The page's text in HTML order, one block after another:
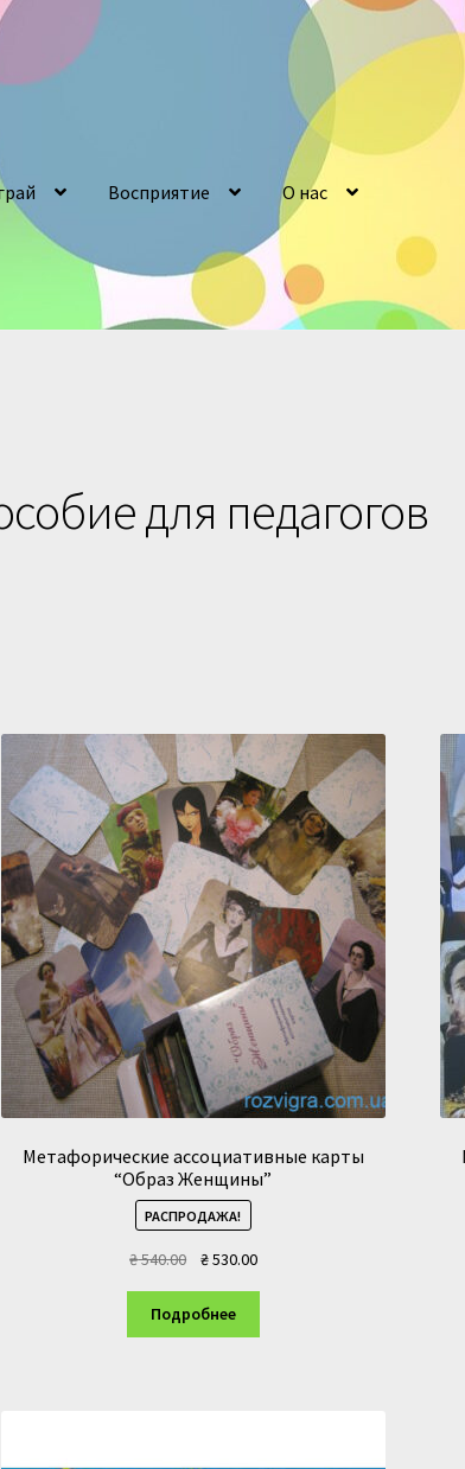
Восприятие О нас
для педагогов
Метафорические ассоциативные карты
“Образ Женщины”
РАСПРОДАЖА!
₴540.00
Первоначальная
составляла
₴ 540.00.
₴530.00Текущая
Подробнее